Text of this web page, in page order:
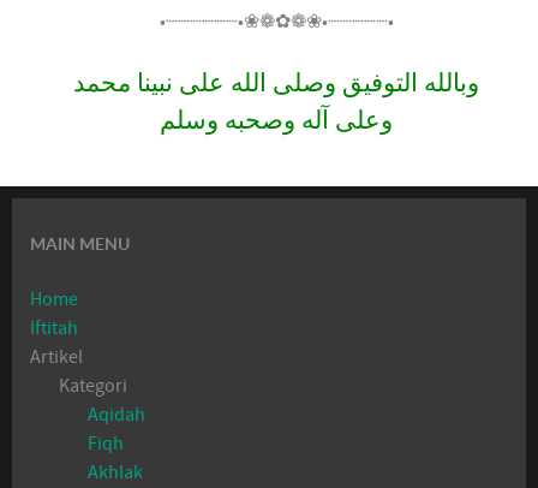
•┈┈┈┈┈┈•❀❁✿❁❀•┈┈┈┈┈•
وبالله التوفيق وصلى الله على نبينا محمد
وعلى آله وصحبه وسلم
MAIN MENU
Home
Iftitah
Artikel
Kategori
Aqidah
Fiqh
Akhlak